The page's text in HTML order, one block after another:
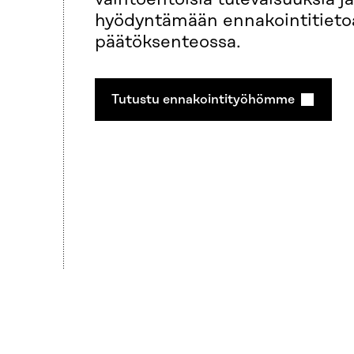
hyödyntämään
päätöksenteossa.
Tutustu ennakointityöhömme